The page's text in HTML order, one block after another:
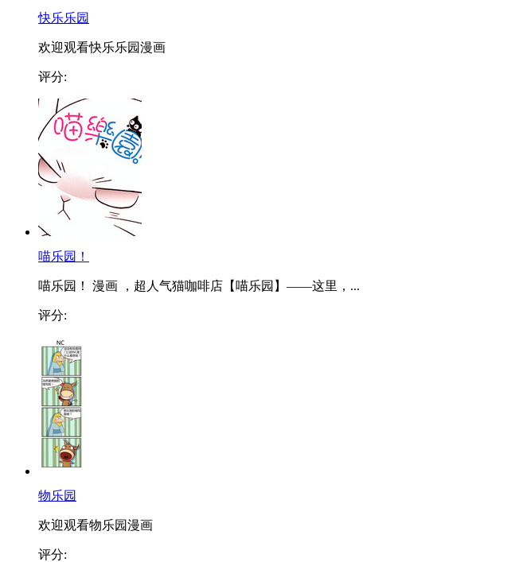
快乐乐园
欢迎观看快乐乐园漫画
评分:
喵乐园！
喵乐园！ 漫画 ，超人气猫咖啡店【喵乐园】——这里，...
评分:
物乐园
欢迎观看物乐园漫画
评分: